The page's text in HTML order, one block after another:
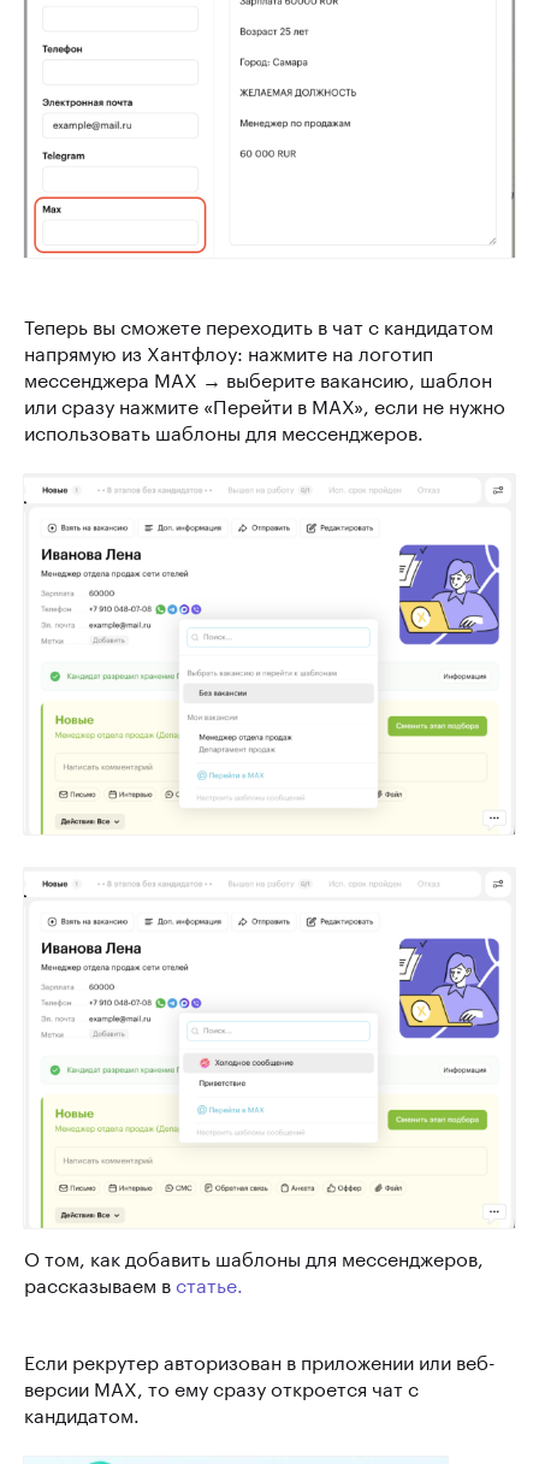
Теперь вы сможете переходить в чат с кандидатом
напрямую из Хантфлоу: нажмите на логотип
мессенджера MAX → выберите вакансию, шаблон
или сразу нажмите «Перейти в MAX», если не нужно
использовать шаблоны для мессенджеров.
О том, как добавить шаблоны для мессенджеров,
рассказываем встатье.
Если рекрутер авторизован в приложении или веб-
версии MAX, то ему сразу откроется чат с
кандидатом.